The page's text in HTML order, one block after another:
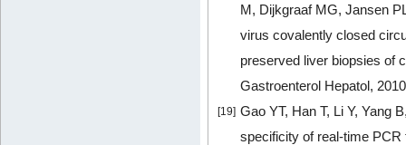
M, Dijkgraaf MG, Jansen
virus covalently closed
preserved liver biopsies of
Gastroenterol Hepatol,
[19] Gao YT, Han T, Li Y, Yang
specificity of real-time